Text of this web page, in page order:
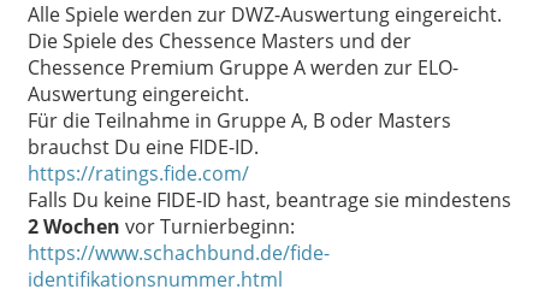
Alle Spiele werden zur DWZ-Auswertung eingereicht.
Die Spiele des Chessence Masters und der
Chessence Premium Gruppe A werden zur ELO-
Auswertung eingereicht.
Für die Teilnahme in Gruppe A, B oder Masters
brauchst Du eine FIDE-ID.
https://ratings.fide.com/
Falls Du keine FIDE-ID hast, beantrage sie mindestens
2 Wochen vor Turnierbeginn:
https://www.schachbund.de/fide-
identifikationsnummer.html